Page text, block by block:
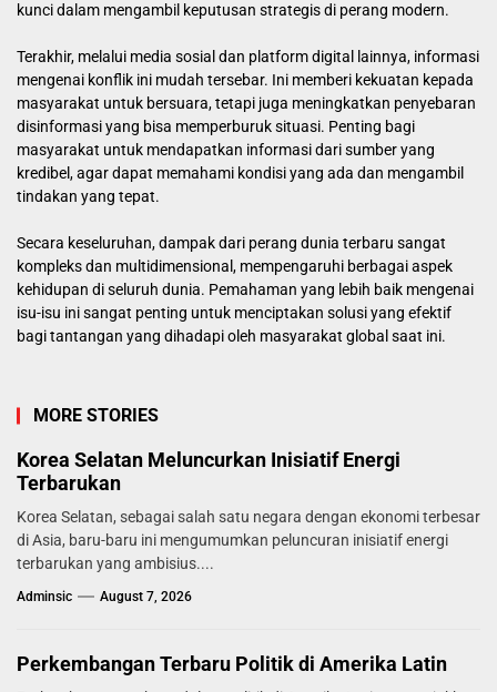
kunci dalam mengambil keputusan strategis di perang modern.
Terakhir, melalui media sosial dan platform digital lainnya, informasi
mengenai konflik ini mudah tersebar. Ini memberi kekuatan kepada
masyarakat untuk bersuara, tetapi juga meningkatkan penyebaran
disinformasi yang bisa memperburuk situasi. Penting bagi
masyarakat untuk mendapatkan informasi dari sumber yang
kredibel, agar dapat memahami kondisi yang ada dan mengambil
tindakan yang tepat.
Secara keseluruhan, dampak dari perang dunia terbaru sangat
kompleks dan multidimensional, mempengaruhi berbagai aspek
kehidupan di seluruh dunia. Pemahaman yang lebih baik mengenai
isu-isu ini sangat penting untuk menciptakan solusi yang efektif
bagi tantangan yang dihadapi oleh masyarakat global saat ini.
MORE STORIES
Korea Selatan Meluncurkan Inisiatif Energi
Terbarukan
Korea Selatan, sebagai salah satu negara dengan ekonomi terbesar
di Asia, baru-baru ini mengumumkan peluncuran inisiatif energi
terbarukan yang ambisius....
Adminsic August 7, 2026
Perkembangan Terbaru Politik di Amerika Latin